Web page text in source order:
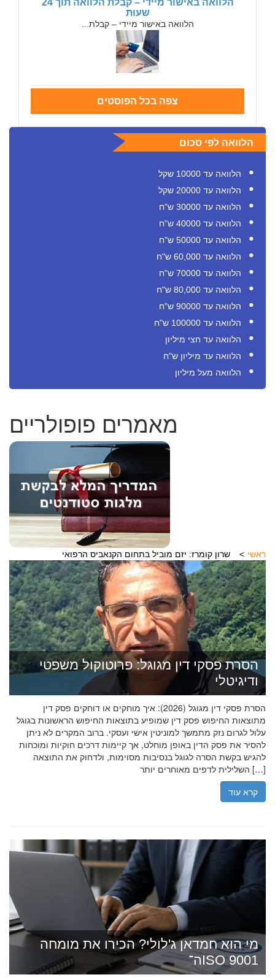
הלוואה באישור מיידי – קבלת הלוואה תוך 24
שעות
הלוואה באישור מיידי – קבלת...
צפה בכל הפוסטים
הלוואה לפי סכום
הלוואה עד 10000 שקל
הלוואה עד 20000 שקל
הלוואה עד 30000 ש"ח
הלוואה עד 40000 ש"ח
הלוואה עד 50000 ש"ח
הלוואה עד 60,000 ש"ח
הלוואה עד 70000 ש"ח
הלוואה עד 80,000 ש"ח
הלוואה עד 90000 ש"ח
הלוואה עד 100000 ש"ח
הלוואה עד חצי מיליון
הלוואה עד מיליון ש"ח
הלוואה מעל מיליון
מאמרים פופולריים
ראשי שרון קומרז: יזם מוביל בתחום הקנאביס הרפואי
הסרת פסקי דין מגוגל: פרוטוקול משפטי
ודיגיטלי
הסרת פסקי דין מגוגל (2026): איך מוחקים או דוחקים פסק דין
מתוצאות החיפוש פסק דין שמופיע בתוצאות החיפוש הראשונות בגוגל
עלול לגרום נזק מתמשך למוניטין אישי ועסקי. ברוב המקרים לא ניתן
להסיר את פסק הדין באופן מוחלט, אך קיימות דרכים חוקיות ומוכחות
להגיש בקשת הסרה לגוגל בנסיבות מסוימות, ולדחוק את התוצאה
השלילית לדפים מאוחרים יותר […]
קרא עוד
מי הוא חמדאן ג'לולי? הכירו את מומחה
ה־ISO 9001